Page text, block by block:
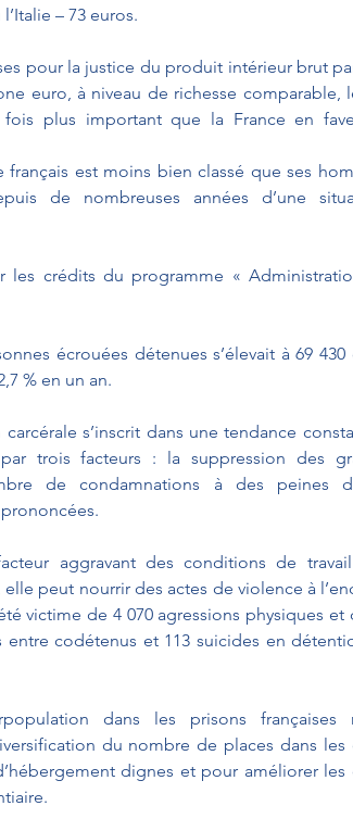
– 73 euros.
pour la justice du produit intérieur brut
euro, à niveau de richesse comparable,
plus important que la France en
est moins bien classé que ses
de nombreuses années d’une
les crédits du programme «
écrouées détenues s’élevait à 69 430
% en un an.
s’inscrit dans une tendance
trois facteurs : la suppression des
de condamnations à des peines
aggravant des conditions de
peut nourrir des actes de violence à
victime de 4 070 agressions physiques et
entre codétenus et 113 suicides en
dans les prisons françaises
du nombre de places dans les
dignes et pour améliorer